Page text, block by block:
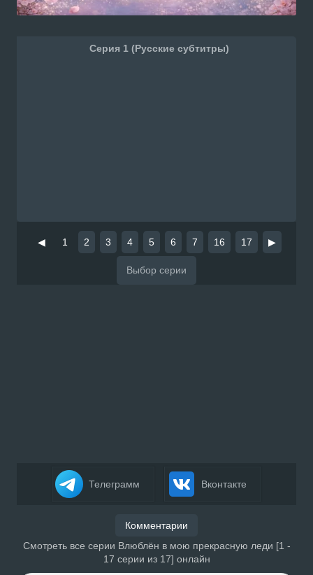
Серия 1 (Русские субтитры)
◀ 1 2 3 4 5 6 7 16 17 ▶
Телеграмм Вконтакте
Комментарии
Смотреть все серии Влюблён в мою прекрасную леди [1 -
17 серии из 17] онлайн